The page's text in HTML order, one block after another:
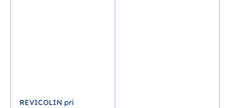
REVICOLIN pri